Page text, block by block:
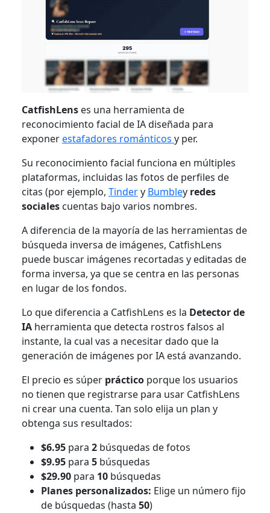
CatfishLens es una herramienta de
reconocimiento facial de IA diseñada para
exponerestafadores románticos y per.
Su reconocimiento facial funciona en múltiples
plataformas, incluidas las fotos de perfiles de
citas (por ejemplo, Tindery Bumbleyredes
socialescuentas bajo varios nombres.
A diferencia de la mayoría de las herramientas de
búsqueda inversa de imágenes, CatfishLens
puede buscar imágenes recortadas y editadas de
forma inversa, ya que se centra en las personas
en lugar de los fondos.
Lo que diferencia a CatfishLens es la Detector de
IAherramienta que detecta rostros falsos al
instante, la cual vas a necesitar dado que la
generación de imágenes por IA está avanzando.
El precio es súper prácticoporque los usuarios
no tienen que registrarse para usar CatfishLens
ni crear una cuenta. Tan solo elija un plan y
obtenga sus resultados:
$6.95para 2búsquedas de fotos
$9.95 para 5 búsquedas
$29.90 para 10 búsquedas
Planes personalizados: Elige un número fijo
de búsquedas (hasta 50)